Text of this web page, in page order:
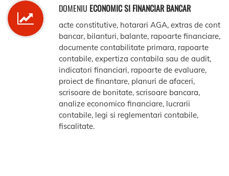
DOMENIU ECONOMIC SI FINANCIAR BANCAR
acte constitutive, hotarari AGA, extras de cont
bancar, bilanturi, balante, rapoarte financiare,
documente contabilitate primara, rapoarte
contabile, expertiza contabila sau de audit,
indicatori financiari, rapoarte de evaluare,
proiect de finantare, planuri de afaceri,
scrisoare de bonitate, scrisoare bancara,
analize economico financiare, lucrarii
contabile, legi si reglementari contabile,
fiscalitate.